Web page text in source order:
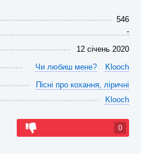
546
-
12 січень 2020
Чи любиш мене?
Klooch
Пісні про кохання, ліричні
Klooch
0